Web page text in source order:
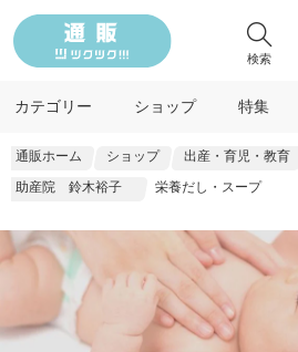
検索
カテゴリー ショップ 特集
通販ホーム ショップ 出産・育児・教育
助産院 鈴木裕子
栄養だし・スープ